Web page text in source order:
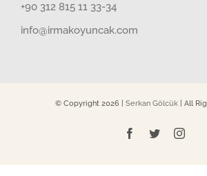
+90 312 815 11 33-34
info@irmakoyuncak.com
© Copyright 2026 | Serkan Gölcük | All
Facebook
Twitter